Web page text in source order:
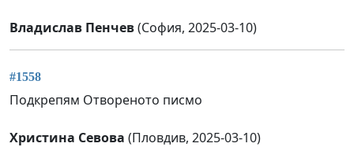
Владислав Пенчев(София, 2025-03-10)
#1558
Подкрепям Отвореното писмо
Христина Севова (Пловдив, 2025-03-10)